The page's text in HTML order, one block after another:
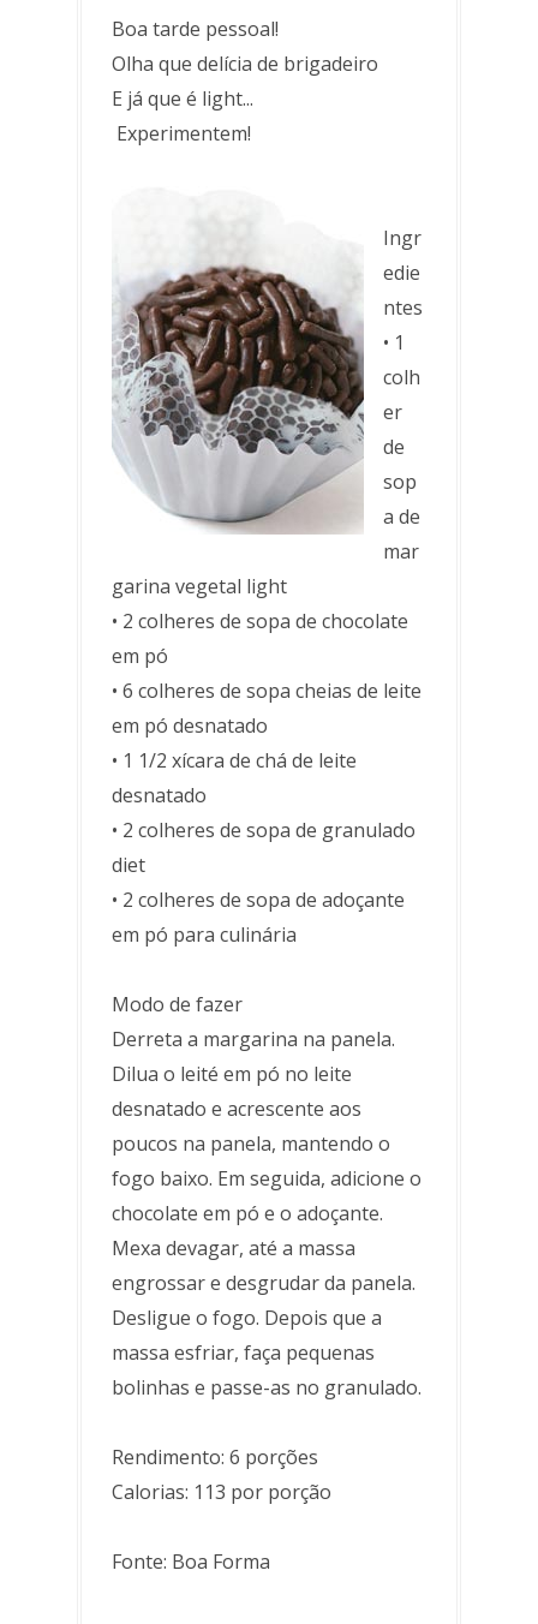
Boa tarde pessoal!
Olha que delícia de brigadeiro
E já que é light...
Experimentem!
Ingr
edie
ntes
• 1
colh
er
de
sop
a de
mar
garina vegetal light
• 2 colheres de sopa de chocolate
em pó
• 6 colheres de sopa cheias de leite
em pó desnatado
• 1 1/2 xícara de chá de leite
desnatado
• 2 colheres de sopa de granulado
diet
• 2 colheres de sopa de adoçante
em pó para culinária
Modo de fazer
Derreta a margarina na panela.
Dilua o leité em pó no leite
desnatado e acrescente aos
poucos na panela, mantendo o
fogo baixo. Em seguida, adicione o
chocolate em pó e o adoçante.
Mexa devagar, até a massa
engrossar e desgrudar da panela.
Desligue o fogo. Depois que a
massa esfriar, faça pequenas
bolinhas e passe-as no granulado.
Rendimento: 6 porções
Calorias: 113 por porção
Fonte: Boa Forma